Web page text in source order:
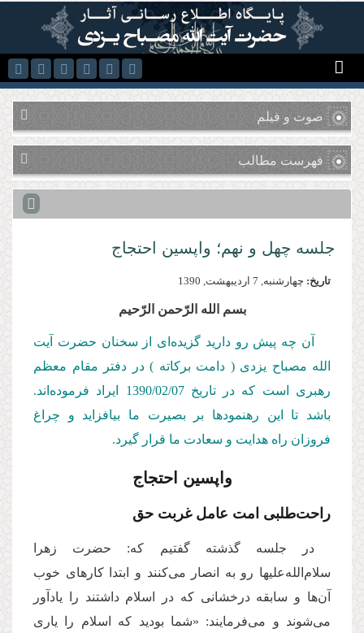
رفتن به محتوای اصلی
صوت و فیلم
فهرست مطالب
جلسه چهل و نهم؛ واپسین احتجاج
تاریخ: چهارشنبه, 7 ارديبهشت, 1390
بسم‌ الله‌ الرّحمن‌ الرّحیم
آن چه پیش‌ رو دارید گزیده‌ای از سخنان حضرت آیت
‌الله مصباح ‌یزدی ( دامت ‌بركاته ) در دفتر مقام معظم
رهبری است كه در تاریخ 1390/02/07
ایراد فرموده‌اند.
باشد تا این رهنمودها بر بصیرت ما بیافزاید و چراغ
فروزان راه هدایت و سعادت ما قرار گیرد.
واپسین احتجاج
راحت‌طلبی امت عامل غربت حق
در جلسه گذشته گفتیم که: حضرت زهرا
سلام‌الله‌علیها رو به انصار می‌کنند و ابتدا کارهای خوب
آن‌ها و سابقه درخشانی که در اسلام داشتند را یادآور
می‌شوند و می‌فرمایند: «شما بودید که اسلام را یاری